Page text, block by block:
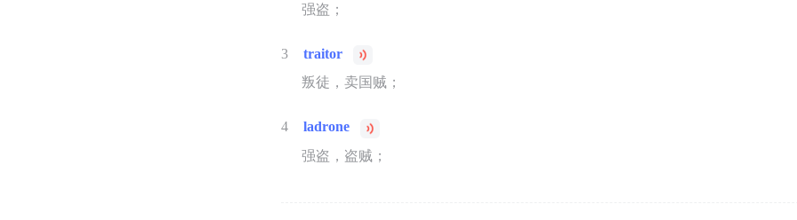
强盗；
3
traitor
叛徒，卖国贼；
4
ladrone
强盗，盗贼；